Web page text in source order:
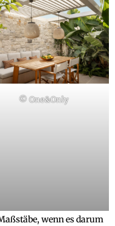
© One&Only
wenn es darum